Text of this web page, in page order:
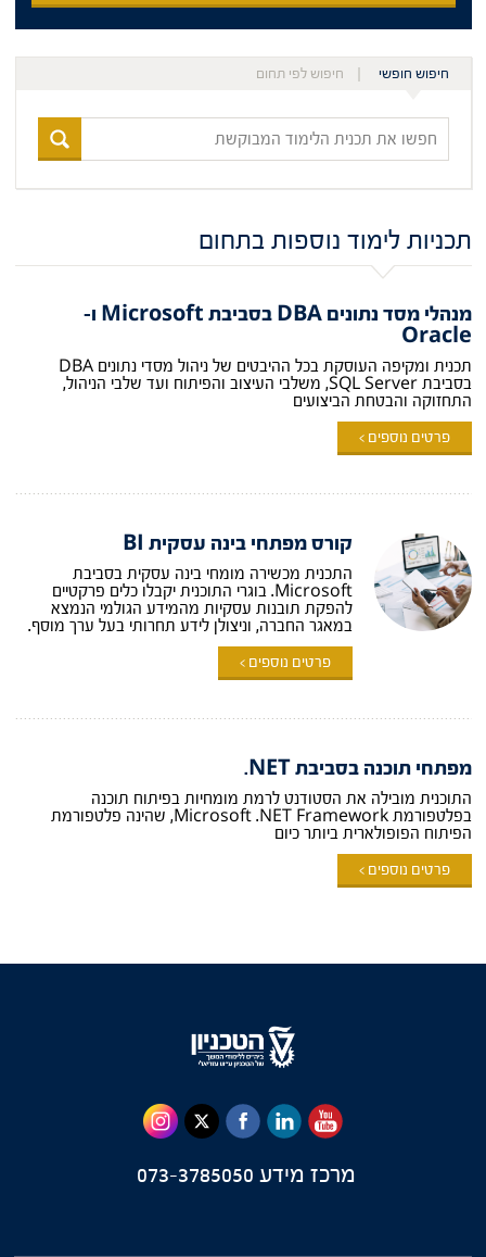
חיפוש חופשי חיפוש לפי תחום
חפשו
את
תכנית
המבוקשת
תכניות לימוד נוספות בתחום
מנהלי מסד נתונים DBA בסביבת Microsoft ו-
Oracle
תכנית ומקיפה העוסקת בכל ההיבטים של ניהול מסדי נתונים DBA
בסביבת SQL Server, משלבי העיצוב והפיתוח ועד שלבי הניהול,
התחזוקה והבטחת הביצועים
פרטים נוספים >
קורס מפתחי בינה עסקית BI
התכנית מכשירה מומחי בינה עסקית בסביבת
Microsoft. בוגרי התוכנית יקבלו כלים פרקטיים
להפקת תובנות עסקיות מהמידע הגולמי הנמצא
במאגר החברה, וניצולן לידע תחרותי בעל ערך מוסף.
פרטים נוספים >
מפתחי תוכנה בסביבת NET.
התוכנית מובילה את הסטודנט לרמת מומחיות בפיתוח תוכנה
בפלטפורמת Microsoft .NET Framework, שהינה פלטפורמת
הפיתוח הפופולארית ביותר כיום
פרטים נוספים >
מרכז מידע